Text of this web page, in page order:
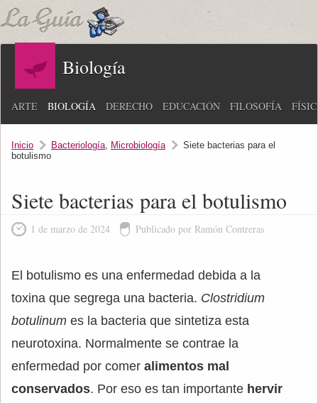
Biología
ARTE BIOLOGÍA DERECHO EDUCACIÓN FILOSOFÍA
Inicio Bacteriología, Microbiología
Siete bacterias para el
botulismo
Siete bacterias para el botulismo
1 de marzo de 2024 Publicado por Ramón Contreras
El botulismo es una enfermedad debida a la
toxina que segrega una bacteria. Clostridium
botulinum es la bacteria que sintetiza esta
neurotoxina. Normalmente se contrae la
enfermedad por comer alimentos mal
conservados. Por eso es tan importante hervir